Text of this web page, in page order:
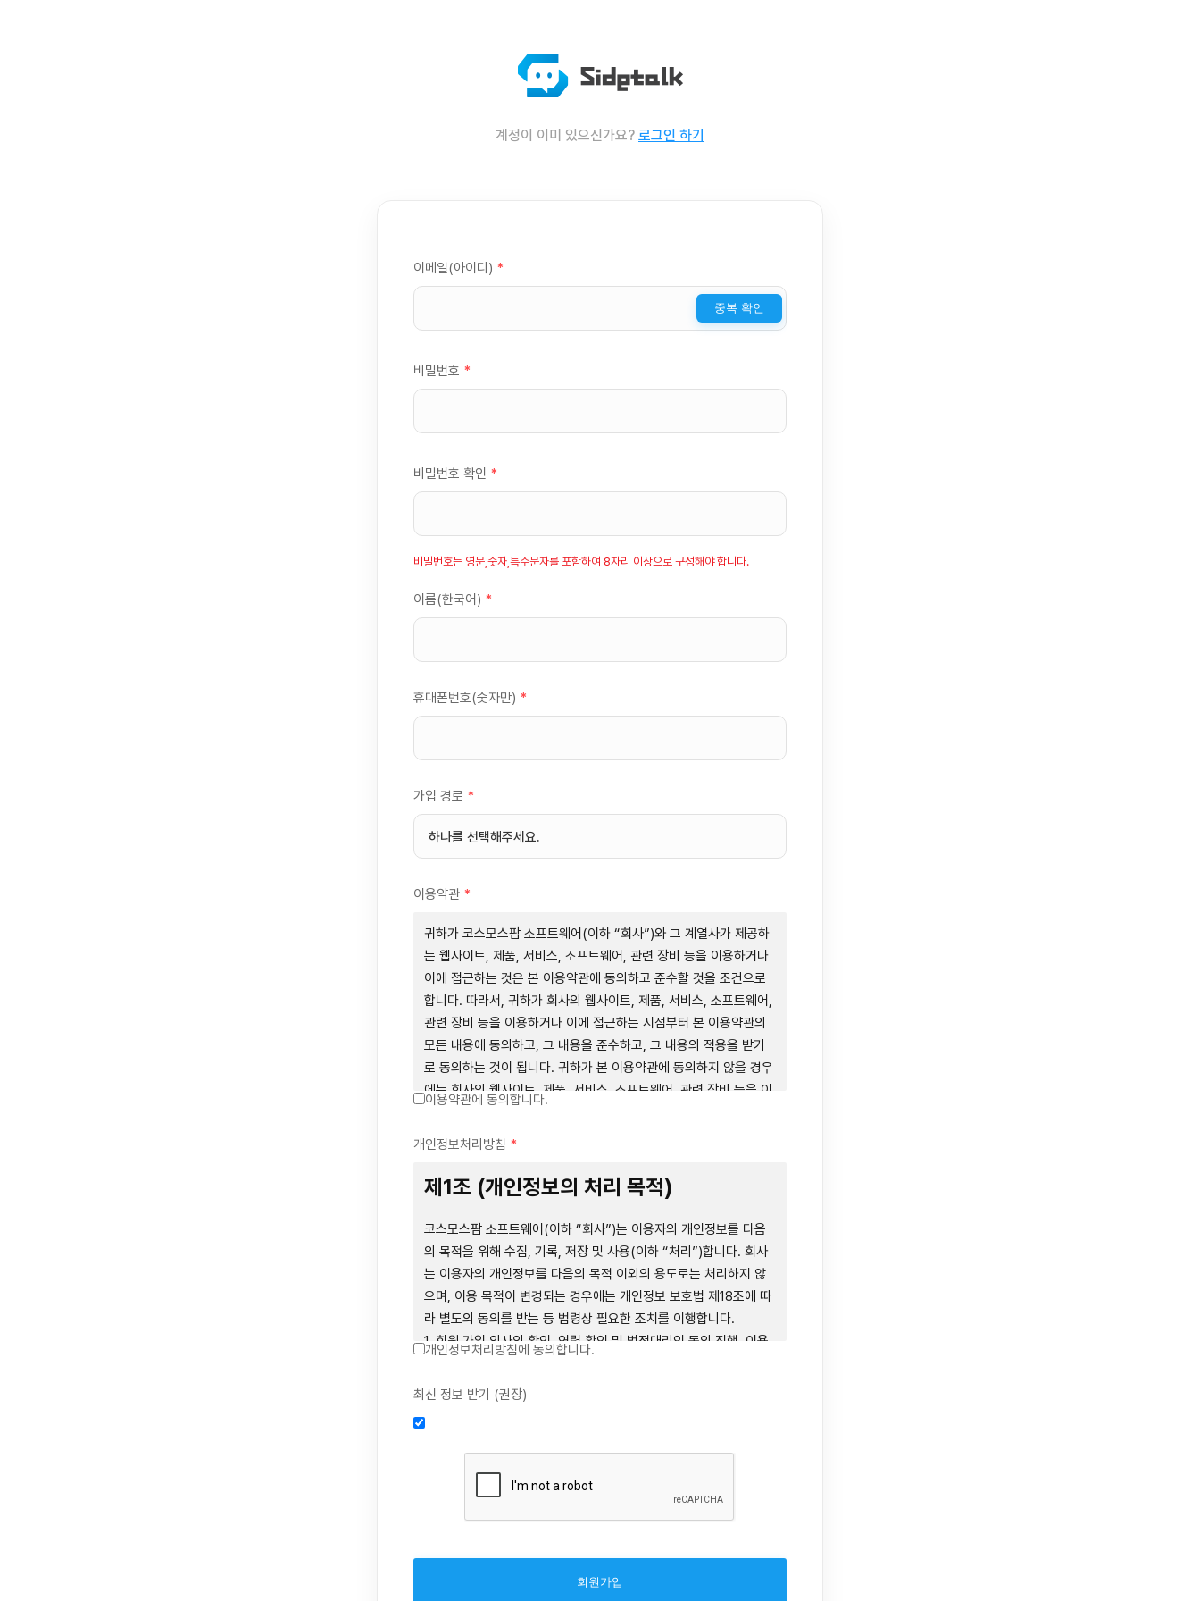
계정이 이미 있으신가요? 로그인 하기
이메일(아이디) *
중복 확인
비밀번호 *
비밀번호 확인 *
비밀번호는 영문,숫자,특수문자를 포함하여 8자리 이상으로 구성해야 합니다.
이름(한국어) *
휴대폰번호(숫자만) *
가입 경로 *
이용약관 *
귀하가 코스모스팜 소프트웨어(이하 “회사”)와 그 계열사가 제공하
는 웹사이트, 제품, 서비스, 소프트웨어, 관련 장비 등을 이용하거나
이에 접근하는 것은 본 이용약관에 동의하고 준수할 것을 조건으로
합니다. 따라서, 귀하가 회사의 웹사이트, 제품, 서비스, 소프트웨어,
관련 장비 등을 이용하거나 이에 접근하는 시점부터 본 이용약관의
모든 내용에 동의하고, 그 내용을 준수하고, 그 내용의 적용을 받기
로 동의하는 것이 됩니다. 귀하가 본 이용약관에 동의하지 않을 경우
에는 회사의 웹사이트, 제품, 서비스, 소프트웨어, 관련 장비 등을 이
서비스 사용 전에 본 이용약관의 내용을 주의 깊게 읽으시기 바랍니
제1장 총칙
제1조 (목적)
본 약관은 코스모스팜 소프트웨어(이하 “회사”)가 데스크톱용, 랩탑
을 통하여 제공하는 "사이드톡" 서비스와 관련하여 회사와 이용자
간의 권리와 의무, 책임사항 및 이용자의 서비스 이용절차 등 회사와
제2조 (용어의 정의)
① 본 약관에서 사용하는 용어의 정의는 다음과 같습니다.
1. 서비스: 회사가 본 약관에 따라 데스크톱용, 랩탑용, 모바일용 어
이용약관에 동의합니다.
개인정보처리방침 *
제1조 (개인정보의 처리 목적)
코스모스팜 소프트웨어(이하 “회사”)는 이용자의 개인정보를 다음
의 목적을 위해 수집, 기록, 저장 및 사용(이하 “처리”)합니다. 회사
는 이용자의 개인정보를 다음의 목적 이외의 용도로는 처리하지 않
으며, 이용 목적이 변경되는 경우에는 개인정보 보호법 제18조에 따
라 별도의 동의를 받는 등 법령상 필요한 조치를 이행합니다.
1. 회원 가입 의사의 확인, 연령 확인 및 법정대리인 동의 진행, 이용
2. 약관 위반 행위 등을 포함하여 서비스의 원활한 운영에 지장을 주
항 전달, 분쟁조정을 위한 기록 보존, 민원처리 등 이용자 보호 및 서
비스 운영
3. 서비스 이용기록과 접속 빈도 분석, 서비스 이용에 대한 통계, 서
비스 분석 및 통계에 따른 맞춤 서비스 제공 및 광고 게재 등
4. 콘텐츠 등 기존 서비스 제공(광고 포함)에 더하여, 인구통계학적
제공 등 신규 서비스 요소의 발굴 및 기존 서비스 개선
개인정보처리방침에 동의합니다.
최신 정보 받기 (권장)